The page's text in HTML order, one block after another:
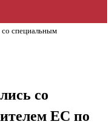
специальным
со
ЕС по